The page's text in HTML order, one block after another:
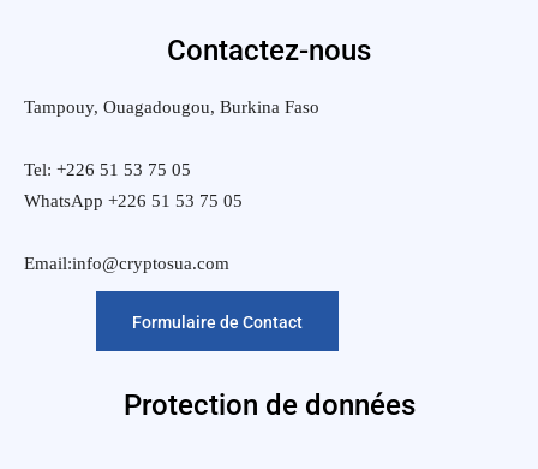
Contactez-nous
Tampouy, Ouagadougou, Burkina Faso
Tel: +226 51 53 75 05
WhatsApp +226 51 53 75 05
Email:info@cryptosua.com
Formulaire de Contact
Protection de données